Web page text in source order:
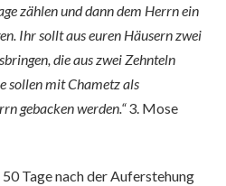
zählen und dann dem Herrn ein
Ihr sollt aus euren Häusern zwei
die aus zwei Zehnteln
sollen mit Chametz als
gebacken werden.“3. Mose
Tage nach der Auferstehung